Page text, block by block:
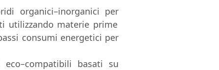
organici–inorganici per
utilizzando materie prime
consumi energetici per
eco–compatibili basati su